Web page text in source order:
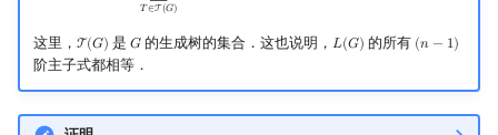
𝑇∈T(𝐺)
这里， T (𝐺)
T (G) 是𝐺
G 的生成树的集合．这也说明，𝐿(𝐺)
L(G) 的所有 (𝑛 − 1)
(n−1)
阶主子式都相等．